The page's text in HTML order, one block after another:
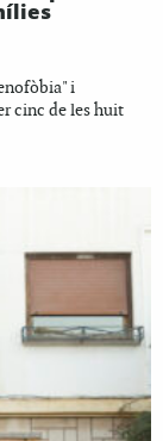
i
cinc de les huit